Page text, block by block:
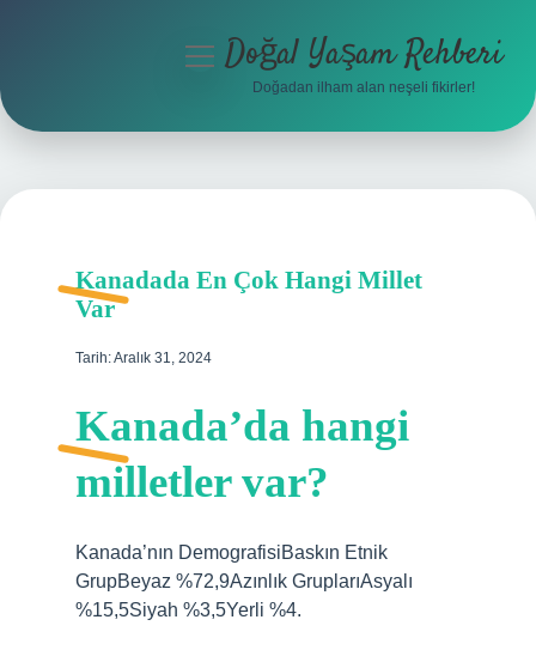
Hakkımızda
menüyüDoğal Yaşam Rehberi
Doğadan ilham alan neşeli fikirler!
Kanadada En Çok Hangi Millet
Var
Tarih: Aralık 31, 2024
Kanada’da hangi
milletler var?
Kanada’nın DemografisiBaskın Etnik
GrupBeyaz %72,9Azınlık GruplarıAsyalı
%15,5Siyah %3,5Yerli %4.